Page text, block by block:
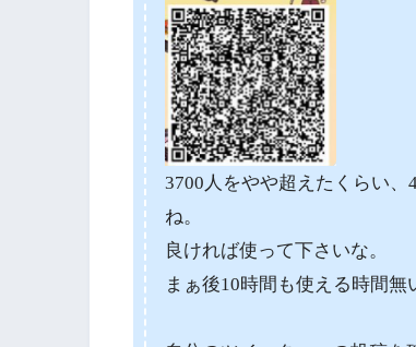
3700人をやや超えたくらい
ね。
良ければ使って下さいな。
まぁ後10時間も使える時間